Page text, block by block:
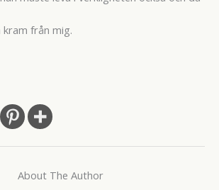
kram från mig.
About The Author